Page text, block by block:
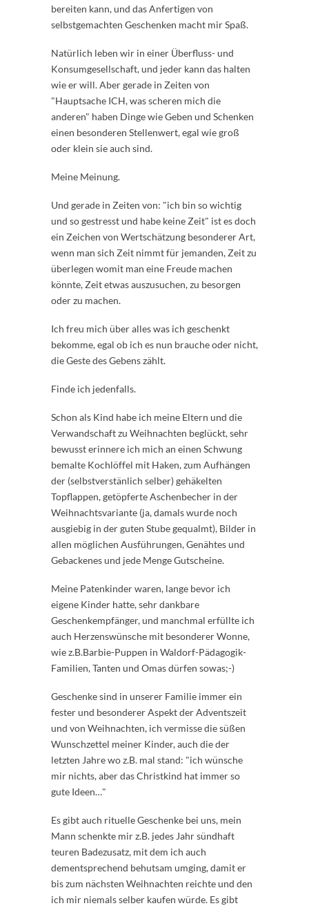
bereiten kann, und das Anfertigen von
selbstgemachten Geschenken macht mir Spaß.
Natürlich leben wir in einer Überfluss- und
Konsumgesellschaft, und jeder kann das halten
wie er will. Aber gerade in Zeiten von
"Hauptsache ICH, was scheren mich die
anderen" haben Dinge wie Geben und Schenken
einen besonderen Stellenwert, egal wie groß
oder klein sie auch sind.
Meine Meinung.
Und gerade in Zeiten von: "ich bin so wichtig
und so gestresst und habe keine Zeit" ist es doch
ein Zeichen von Wertschätzung besonderer Art,
wenn man sich Zeit nimmt für jemanden, Zeit zu
überlegen womit man eine Freude machen
könnte, Zeit etwas auszusuchen, zu besorgen
oder zu machen.
Ich freu mich über alles was ich geschenkt
bekomme, egal ob ich es nun brauche oder nicht,
die Geste des Gebens zählt.
Finde ich jedenfalls.
Schon als Kind habe ich meine Eltern und die
Verwandschaft zu Weihnachten beglückt, sehr
bewusst erinnere ich mich an einen Schwung
bemalte Kochlöffel mit Haken, zum Aufhängen
der (selbstverstänlich selber) gehäkelten
Topflappen, getöpferte Aschenbecher in der
Weihnachtsvariante (ja, damals wurde noch
ausgiebig in der guten Stube gequalmt), Bilder in
allen möglichen Ausführungen, Genähtes und
Gebackenes und jede Menge Gutscheine.
Meine Patenkinder waren, lange bevor ich
eigene Kinder hatte, sehr dankbare
Geschenkempfänger, und manchmal erfüllte ich
auch Herzenswünsche mit besonderer Wonne,
wie z.B.Barbie-Puppen in Waldorf-Pädagogik-
Familien, Tanten und Omas dürfen sowas;-)
Geschenke sind in unserer Familie immer ein
fester und besonderer Aspekt der Adventszeit
und von Weihnachten, ich vermisse die süßen
Wunschzettel meiner Kinder, auch die der
letzten Jahre wo z.B. mal stand: "ich wünsche
mir nichts, aber das Christkind hat immer so
gute Ideen…"
Es gibt auch rituelle Geschenke bei uns, mein
Mann schenkte mir z.B. jedes Jahr sündhaft
teuren Badezusatz, mit dem ich auch
dementsprechend behutsam umging, damit er
bis zum nächsten Weihnachten reichte und den
ich mir niemals selber kaufen würde. Es gibt